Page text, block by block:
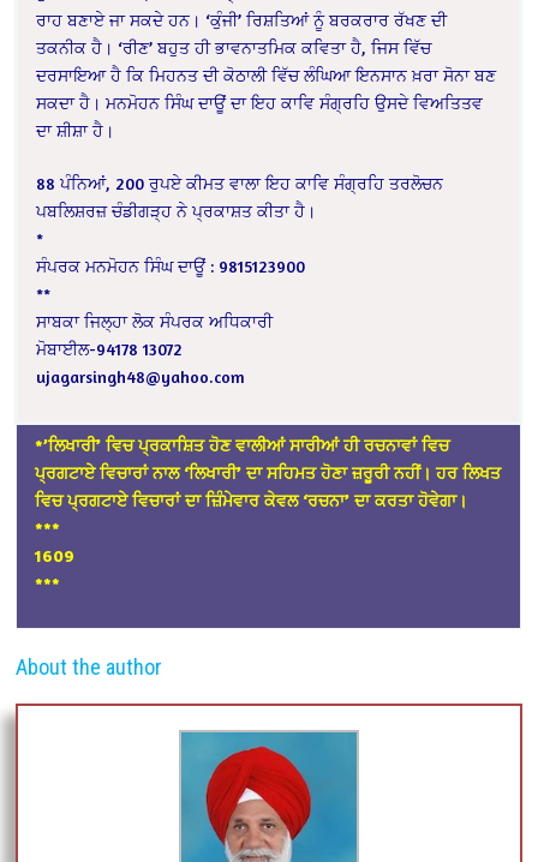
ਰਾਹ ਬਣਾਏ ਜਾ ਸਕਦੇ ਹਨ। ‘ਕੁੰਜੀ’ ਰਿਸ਼ਤਿਆਂ ਨੂੰ ਬਰਕਰਾਰ ਰੱਖਣ ਦੀ
ਤਕਨੀਕ ਹੈ। ‘ਰੀਣ’ ਬਹੁਤ ਹੀ ਭਾਵਨਾਤਮਿਕ ਕਵਿਤਾ ਹੈ, ਜਿਸ ਵਿੱਚ
ਦਰਸਾਇਆ ਹੈ ਕਿ ਮਿਹਨਤ ਦੀ ਕੋਠਾਲੀ ਵਿੱਚ ਲੰਘਿਆ ਇਨਸਾਨ ਖ਼ਰਾ ਸੋਨਾ ਬਣ
ਸਕਦਾ ਹੈ। ਮਨਮੋਹਨ ਸਿੰਘ ਦਾਊਂ ਦਾ ਇਹ ਕਾਵਿ ਸੰਗ੍ਰਹਿ ਉਸਦੇ ਵਿਅਤਿਤਵ
ਦਾ ਸ਼ੀਸ਼ਾ ਹੈ।
88 ਪੰਨਿਆਂ, 200 ਰੁਪਏ ਕੀਮਤ ਵਾਲਾ ਇਹ ਕਾਵਿ ਸੰਗ੍ਰਹਿ ਤਰਲੋਚਨ
ਪਬਲਿਸ਼ਰਜ਼ ਚੰਡੀਗੜ੍ਹ ਨੇ ਪ੍ਰਕਾਸ਼ਤ ਕੀਤਾ ਹੈ।
*
ਸੰਪਰਕ ਮਨਮੋਹਨ ਸਿੰਘ ਦਾਊਂ : 9815123900
**
ਸਾਬਕਾ ਜਿਲ੍ਹਾ ਲੋਕ ਸੰਪਰਕ ਅਧਿਕਾਰੀ
ਮੋਬਾਈਲ-94178 13072
ujagarsingh48@yahoo.com
*’ਲਿਖਾਰੀ’ ਵਿਚ ਪ੍ਰਕਾਸ਼ਿਤ ਹੋਣ ਵਾਲੀਆਂ ਸਾਰੀਆਂ ਹੀ ਰਚਨਾਵਾਂ ਵਿਚ
ਪ੍ਰਗਟਾਏ ਵਿਚਾਰਾਂ ਨਾਲ ‘ਲਿਖਾਰੀ’ ਦਾ ਸਹਿਮਤ ਹੋਣਾ ਜ਼ਰੂਰੀ ਨਹੀਂ। ਹਰ ਲਿਖਤ
ਵਿਚ ਪ੍ਰਗਟਾਏ ਵਿਚਾਰਾਂ ਦਾ ਜ਼ਿੰਮੇਵਾਰ ਕੇਵਲ ‘ਰਚਨਾ’ ਦਾ ਕਰਤਾ ਹੋਵੇਗਾ।
***
1609
***
About the author